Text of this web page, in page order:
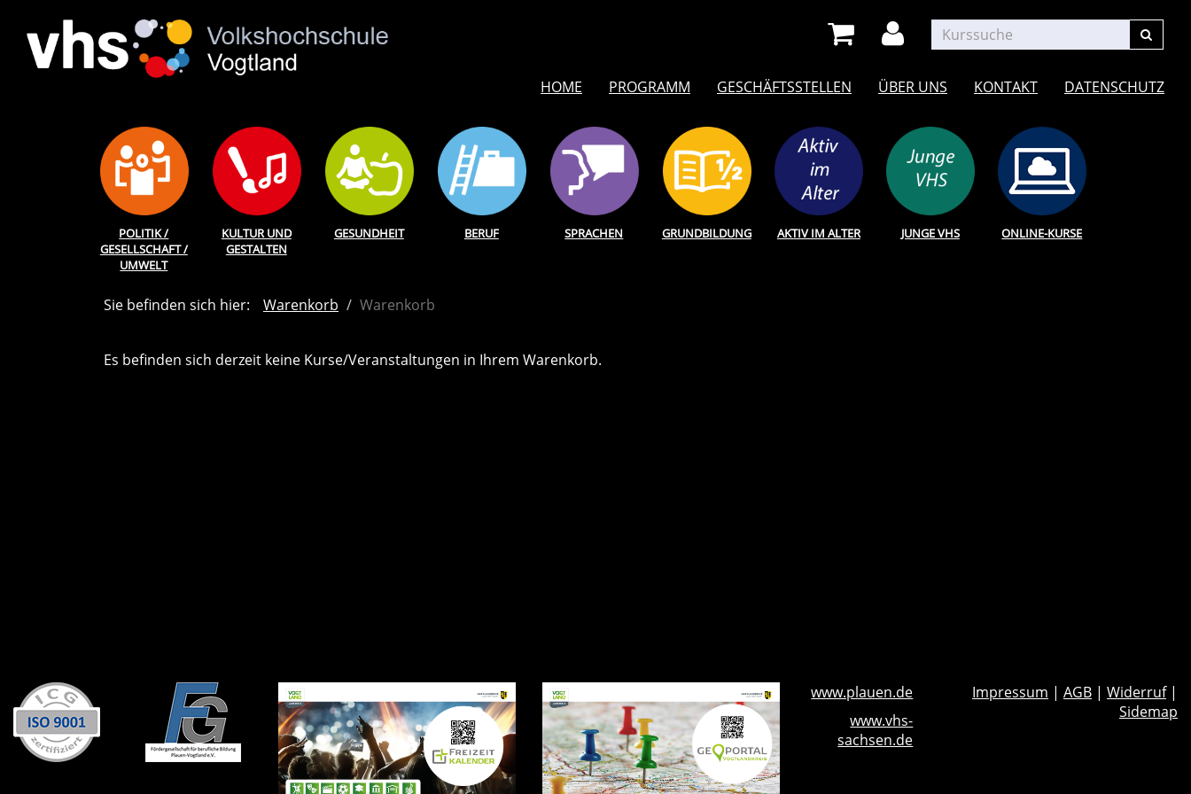
HOME PROGRAMM GESCHÄFTSSTELLEN ÜBER UNS KONTAKT DATENSCHUTZ
POLITIK /
GESELLSCHAFT /
UMWELT
KULTUR UND
GESTALTEN
GESUNDHEIT BERUF SPRACHEN GRUNDBILDUNG AKTIV IM ALTER JUNGE VHS ONLINE-KURSE
Sie befinden sich hier: Warenkorb Warenkorb
Es befinden sich derzeit keine Kurse/Veranstaltungen in Ihrem Warenkorb.
www.plauen.de
www.vhs-
sachsen.de
Impressum | AGB| Widerruf|
Sidemap